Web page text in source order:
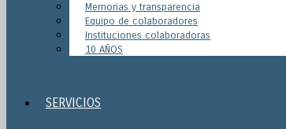
Memorias y transparencia
Equipo de colaboradores
Instituciones colaboradoras
10 AÑOS
SERVICIOS